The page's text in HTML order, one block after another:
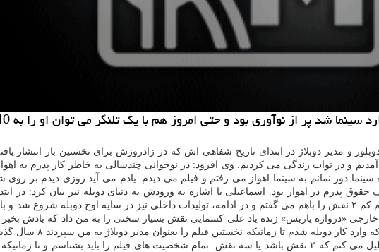
پر از نوآوری بود و حتی امروز هم با یک تلنگر می توان او را به 40 سال پیش برگرداند.
و مدیر دوبلاژ در ابتدای تاریخ شفاهی اش که در زادروزش برای نخستین بار انتشار
و در نواب زندگی می کردیم. وی افزود: در نوجوانی چندسالی به خاطر کار پدرم به
دور نمانم به سینما اهواز می رفتم و فیلم می دیدم. یادم می آید روزی دیدم بر
درنظر گرفتند که نصف حقوق پدرم در اهواز بود. اسماعیلی با اشاره به ورودش به دنیای دوبله نیز بیان
دوبله می کردم. آنقدر این کار را دوست داشتم که حتی افکت هم می دادم و کم کم ۲ نقش را باهم می گفتم و در ادامه، تولیدات داخلی
«دروازه پاریس» زنده یاد علی کسمایی نقش بسیار سختی را به من داد که یادش بخیر
من در مجله فردوسی نوشته
بخواهم روی شخصیت فیلمی صحبت کنم چندین بار فیلم را می بینم و آن را تحلیل می کنم که ۲ نقش باشد یا سه نقش. تمام شخصیت